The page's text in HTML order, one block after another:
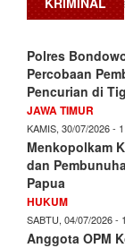
Polres
Percobaan
Pencurian di
JAWA TIMUR
KAMIS, 30/07/2026 -
Menkopolkam
dan
Papua
HUKUM
SABTU, 04/07/2026 -
Anggota OPM